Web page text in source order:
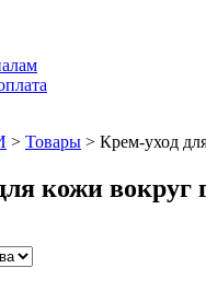
> Товары > Крем-уход
кожи вокруг